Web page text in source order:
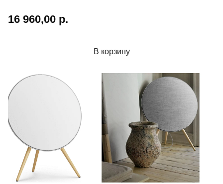
16 960,00 р.
В корзину